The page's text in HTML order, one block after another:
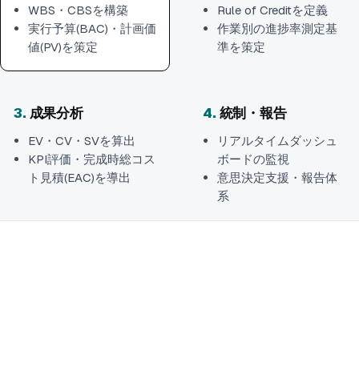
WBS・CBSを構築
実行予算(BAC)・計画価
値(PV)を策定
Rule of Creditを定義
作業別の進捗率測定基
準を策定
3. 成果分析
EV・CV・SVを算出
KPI評価・完成時総コス
ト見積(EAC)を導出
4. 統制・報告
リアルタイムダッシュ
ボードの監視
意思決定支援・報告体
系